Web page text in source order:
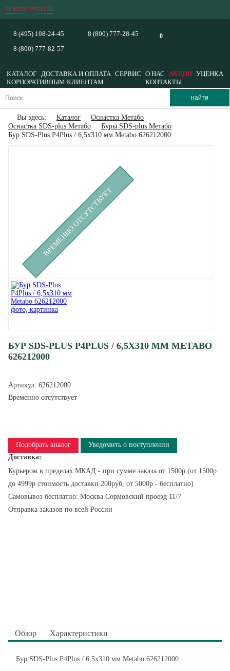
РЕЖИМ РАБОТЫ
0
8 (495) 108-24-45
8 (800) 777-82-57
8 (800) 777-28-45
КАТАЛОГ ДОСТАВКА И ОПЛАТА СЕРВИС О НАС АКЦИИ УЦЕНКА
КОРПОРАТИВНЫМ КЛИЕНТАМ
КОНТАКТЫ
Вы здесь: Каталог
Оснастка Метабо
Оснастка SDS-plus Метабо
Буры SDS-plus Метабо
Бур SDS-Plus P4Plus / 6,5x310 мм Metabo 626212000
ВРЕМЕННО ОТСУТСТВУЕТ
БУР SDS-PLUS P4PLUS / 6,5X310 ММ METABO
626212000
Артикул: 626212000
Временно отсутствует
Подобрать аналог
Уведомить о поступлении
Доставка:
Курьером в пределах МКАД - при сумме заказа от 1500р (от 1500р
до 4999р стоимость доставки 200руб, от 5000р - бесплатно)
Самовывоз бесплатно: Москва Сормовский проезд 11/7
Отправка заказов по всей России
Обзор Характеристики
Бур SDS-Plus P4Plus / 6,5x310 мм Metabo 626212000